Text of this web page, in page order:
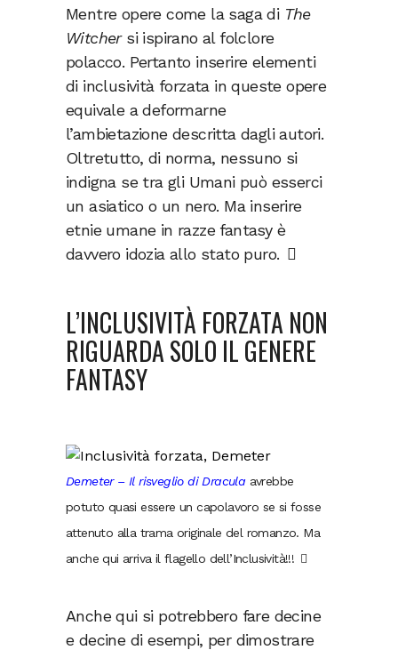
Mentre opere come la saga di The
Witcher si ispirano al folclore
polacco. Pertanto inserire elementi
di inclusività forzata in queste opere
equivale a deformarne
l’ambietazione descritta dagli autori.
Oltretutto, di norma, nessuno si
indigna se tra gli Umani può esserci
un asiatico o un nero. Ma inserire
etnie umane in razze fantasy è
davvero idozia allo stato puro.
L’INCLUSIVITÀ FORZATA NON
RIGUARDA SOLO IL GENERE
FANTASY
Demeter – Il risveglio di Dracula avrebbe
potuto quasi essere un capolavoro se si fosse
attenuto alla trama originale del romanzo. Ma
anche qui arriva il flagello dell’Inclusività!!!
Anche qui si potrebbero fare decine
e decine di esempi, per dimostrare